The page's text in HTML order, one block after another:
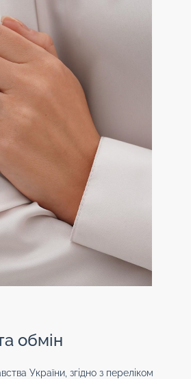
обмін
України, згідно з переліком